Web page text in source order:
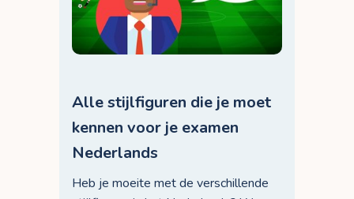
Alle stijlfiguren die je moet
kennen voor je examen
Nederlands
Heb je moeite met de verschillende